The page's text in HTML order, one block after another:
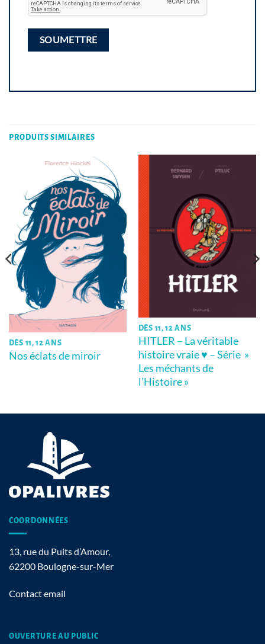
PRODUITS SIMILAIRES
DÈS 11, 12 ANS
Nos éclats de miroir
DÈS 11, 12 ANS
HITLER – La véritable
histoire vraie ♥ – Série »
Les méchants de
l’Histoire »
COORDONNÉES
13, rue du Puits d’Amour,
62200 Boulogne-sur-Mer
Contact email
OUVERTURE AU PUBLIC